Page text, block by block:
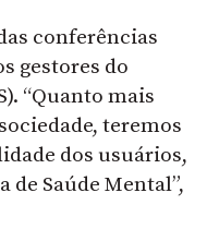
conferências
gestores do
“Quanto mais
teremos
dos usuários,
Saúde Mental”,